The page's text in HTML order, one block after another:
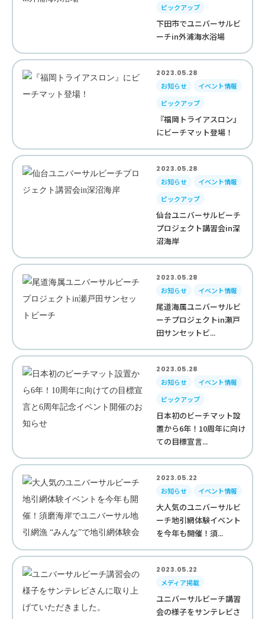
ピックアップ
下田市でユニバーサルビ
ーチin外浦海水浴場
2023.05.28
お知らせ
イベント情報
ピックアップ
『福岡トライアスロン』
にビーチマット登場！
2023.05.28
お知らせ
イベント情報
ピックアップ
仙台ユニバーサルビーチ
プロジェクト講習会in深
沼海岸
2023.05.28
お知らせ
イベント情報
尾道海属ユニバーサルビ
ーチプロジェクトin瀬戸
田サンセットビ...
2023.05.28
お知らせ
イベント情報
ピックアップ
日本初のビーチマット設
置から6年！10周年に向け
ての目標宣言...
2023.05.22
お知らせ
イベント情報
大人気のユニバーサルビ
ーチ地引網体験イベント
を今年も開催！須...
2023.05.22
メディア掲載
ユニバーサルビーチ講習
会の様子をサンテレビさ